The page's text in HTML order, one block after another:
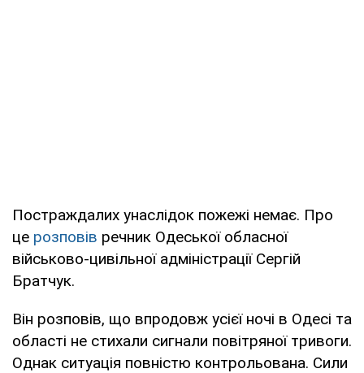
Постраждалих унаслідок пожежі немає. Про
це розповів речник Одеської обласної
військово-цивільної адміністрації Сергій
Братчук.
Він розповів, що впродовж усієї ночі в Одесі та
області не стихали сигнали повітряної тривоги.
Однак ситуація повністю контрольована. Сили